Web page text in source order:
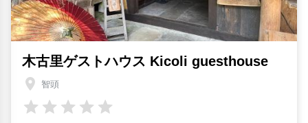
木古里ゲストハウス Kicoli guesthouse
智頭